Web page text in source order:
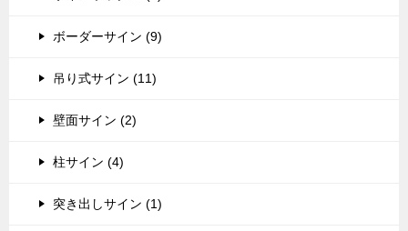
ボーダーサイン (9)
吊り式サイン (11)
壁面サイン (2)
柱サイン (4)
突き出しサイン (1)